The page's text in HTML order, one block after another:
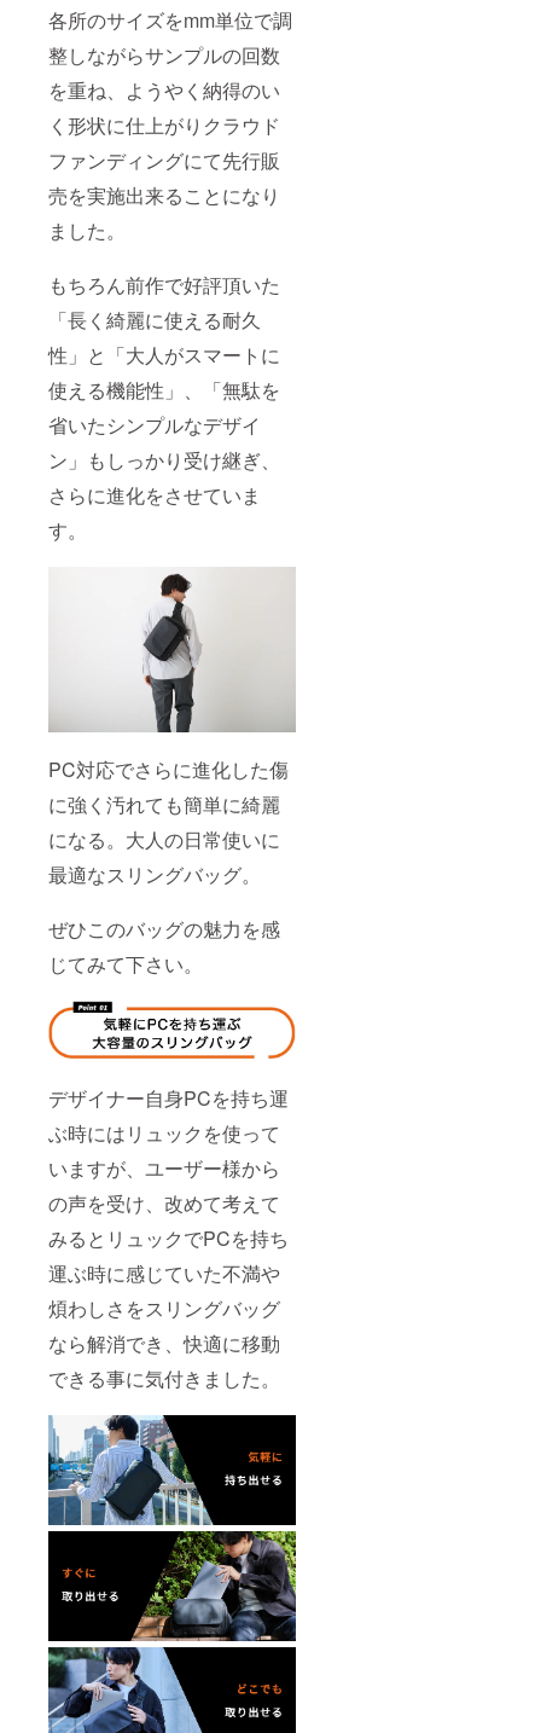
各所のサイズをmm単位で調
整しながらサンプルの回数
を重ね、ようやく納得のい
く形状に仕上がりクラウド
ファンディングにて先行販
売を実施出来ることになり
ました。
もちろん前作で好評頂いた
「長く綺麗に使える耐久
性」と「大人がスマートに
使える機能性」、「無駄を
省いたシンプルなデザイ
ン」もしっかり受け継ぎ、
さらに進化をさせていま
す。
PC対応でさらに進化した傷
に強く汚れても簡単に綺麗
になる。大人の日常使いに
最適なスリングバッグ。
ぜひこのバッグの魅力を感
じてみて下さい。
デザイナー自身PCを持ち運
ぶ時にはリュックを使って
いますが、ユーザー様から
の声を受け、改めて考えて
みるとリュックでPCを持ち
運ぶ時に感じていた不満や
煩わしさをスリングバッグ
なら解消でき、快適に移動
できる事に気付きました。